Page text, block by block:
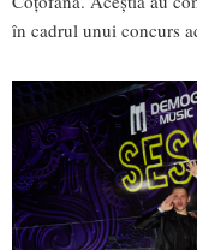
în cadrul unui concurs